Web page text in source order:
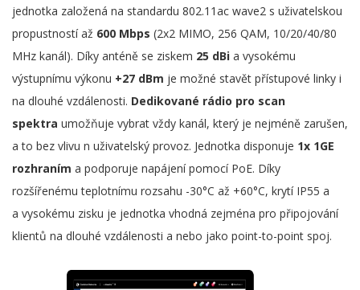
jednotka založená na standardu 802.11ac wave2 s uživatelskou
propustností až 600 Mbps (2x2 MIMO, 256 QAM, 10/20/40/80
MHz kanál). Díky anténě se ziskem 25 dBi a vysokému
výstupnímu výkonu +27 dBm je možné stavět přístupové linky i
na dlouhé vzdálenosti. Dedikované rádio pro scan
spektra umožňuje vybrat vždy kanál, který je nejméně zarušen,
a to bez vlivu n uživatelský provoz. Jednotka disponuje 1x 1GE
rozhraním a podporuje napájení pomocí PoE. Díky
rozšířenému teplotnímu rozsahu -30°C až +60°C, krytí IP55 a
a vysokému zisku je jednotka vhodná zejména pro připojování
klientů na dlouhé vzdálenosti a nebo jako point-to-point spoj.